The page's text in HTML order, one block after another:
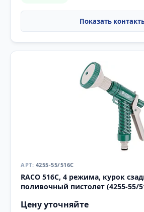
4255-55/516C
RACO 516C, 4 режима, курок
поливочный пистолет (4255-55/
Цену уточняйте